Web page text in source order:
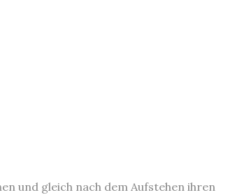
und gleich nach dem Aufstehen ihren